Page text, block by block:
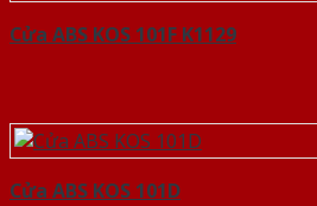
Cửa ABS KOS 101F K1129
Cửa ABS KOS 101D